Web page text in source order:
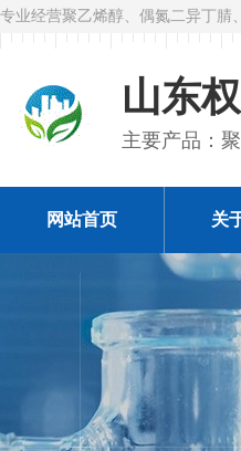
专业经营聚乙烯醇、偶氮二异丁腈
山东
主要产品：
网站首页 关